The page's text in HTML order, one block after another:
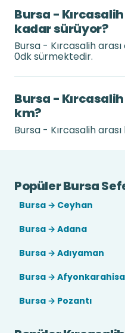
Bursa -
kadar sürüyor?
Bursa - Kırcasalih
0dk sürmektedir.
Bursa -
km?
Bursa - Kırcasalih
Popüler Bursa
Bursa → Ceyhan
Bursa → Adana
Bursa → Adıyaman
Bursa →
Bursa → Pozantı